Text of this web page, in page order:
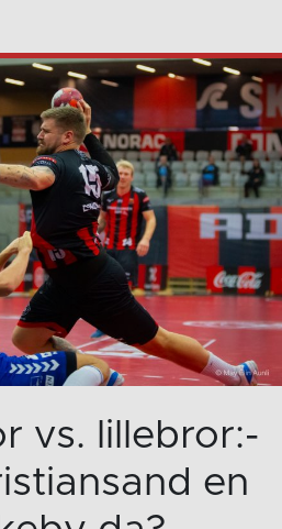
vs. lillebror:-
en